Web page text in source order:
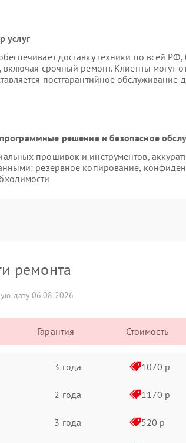
услуг
доставку техники по всей РФ,
срочный ремонт. Клиенты могут
постгарантийное
решение и безопасное
прошивок и инструментов,
резервное копирование,
ремонта
дату 06.08.2026
Гарантия Стоимость
3 года 1070 р
2 года 1170 р
3 года 520 р